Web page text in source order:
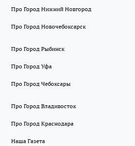
Про Город Нижний Новгород
Про Город Новочебоксарск
Про Город Рыбинск
Про Город Уфа
Про Город Чебоксары
Про Город Владивосток
Про Город Краснодара
Наша Газета